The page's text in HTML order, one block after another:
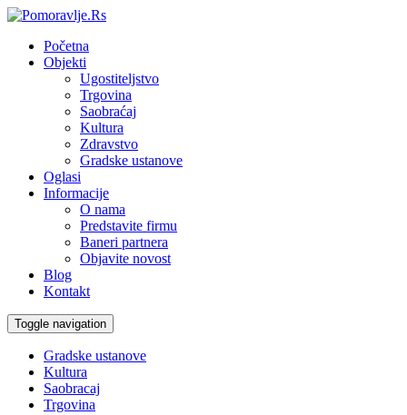
Početna
Objekti
Ugostiteljstvo
Trgovina
Saobraćaj
Kultura
Zdravstvo
Gradske ustanove
Oglasi
Informacije
O nama
Predstavite firmu
Baneri partnera
Objavite novost
Blog
Kontakt
Toggle navigation
Gradske ustanove
Kultura
Saobracaj
Trgovina